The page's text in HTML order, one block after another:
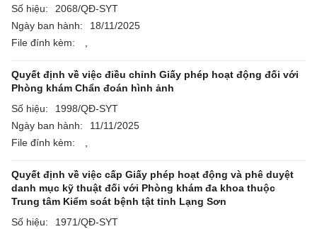
Số hiệu:
2068/QĐ-SYT
Ngày ban hành:
18/11/2025
File đính kèm:
Quyết định về việc điều chỉnh Giấy phép hoạt động đối với
Phòng khám Chẩn đoán hình ảnh
Số hiệu:
1998/QĐ-SYT
Ngày ban hành:
11/11/2025
File đính kèm:
Quyết định về việc cấp Giấy phép hoạt động và phê duyệt
danh mục kỹ thuật đối với Phòng khám đa khoa thuộc
Trung tâm Kiểm soát bệnh tật tỉnh Lạng Sơn
Số hiệu:
1971/QĐ-SYT